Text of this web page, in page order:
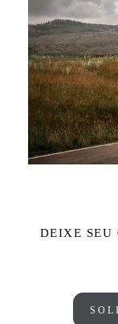
DEIXE SEU